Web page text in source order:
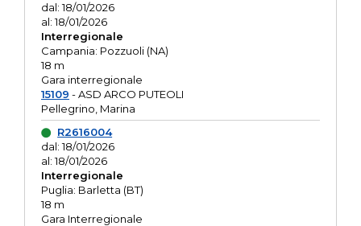
dal: 18/01/2026
al: 18/01/2026
Interregionale
Campania: Pozzuoli (NA)
18 m
Gara interregionale
15109 - ASD ARCO PUTEOLI
Pellegrino, Marina
R2616004
dal: 18/01/2026
al: 18/01/2026
Interregionale
Puglia: Barletta (BT)
18 m
Gara Interregionale